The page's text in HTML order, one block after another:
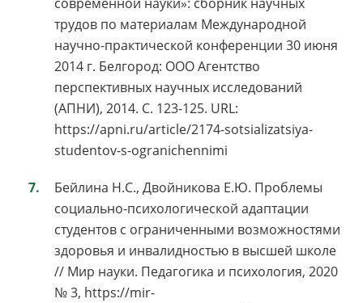
трудов по материалам Международной
научно-практической конференции 30 июня
2014 г. Белгород: ООО Агентство
перспективных научных исследований
(АПНИ), 2014. С. 123-125. URL:
https://apni.ru/article/2174-sotsializatsiya-
studentov-s-ogranichennimi
Бейлина Н.С., Двойникова Е.Ю. Проблемы
социально-психологической адаптации
студентов с ограниченными возможностями
здоровья и инвалидностью в высшей школе
// Мир науки. Педагогика и психология, 2020
№ 3, https://mir-